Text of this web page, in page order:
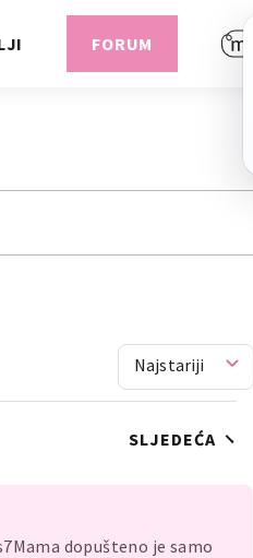
FORUM
Najstariji
SLJEDEĆA
dopušteno je samo